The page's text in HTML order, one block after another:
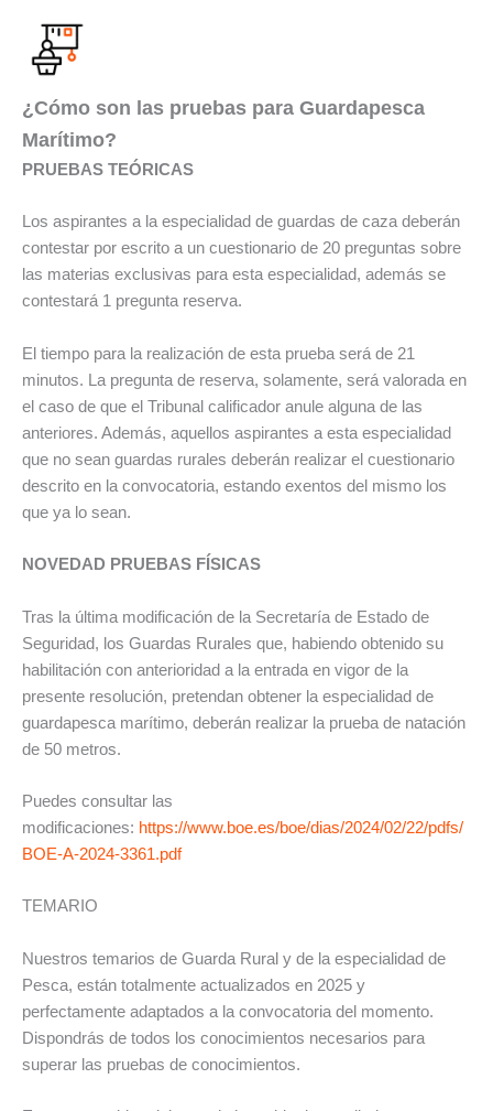
¿Cómo son las pruebas para Guardapesca
Marítimo?
PRUEBAS TEÓRICAS
Los aspirantes a la especialidad de guardas de caza deberán
contestar por escrito a un cuestionario de 20 preguntas sobre
las materias exclusivas para esta especialidad, además se
contestará 1 pregunta reserva.
El tiempo para la realización de esta prueba será de 21
minutos. La pregunta de reserva, solamente, será valorada en
el caso de que el Tribunal calificador anule alguna de las
anteriores. Además, aquellos aspirantes a esta especialidad
que no sean guardas rurales deberán realizar el cuestionario
descrito en la convocatoria, estando exentos del mismo los
que ya lo sean.
NOVEDAD PRUEBAS FÍSICAS
Tras la última modificación de la Secretaría de Estado de
Seguridad, los Guardas Rurales que, habiendo obtenido su
habilitación con anterioridad a la entrada en vigor de la
presente resolución, pretendan obtener la especialidad de
guardapesca marítimo, deberán realizar la prueba de natación
de 50 metros.
Puedes consultar las
modificaciones: https://www.boe.es/boe/dias/2024/02/22/pdfs/
BOE-A-2024-3361.pdf
TEMARIO
Nuestros temarios de Guarda Rural y de la especialidad de
Pesca, están totalmente actualizados en 2025 y
perfectamente adaptados a la convocatoria del momento.
Dispondrás de todos los conocimientos necesarios para
superar las pruebas de conocimientos.